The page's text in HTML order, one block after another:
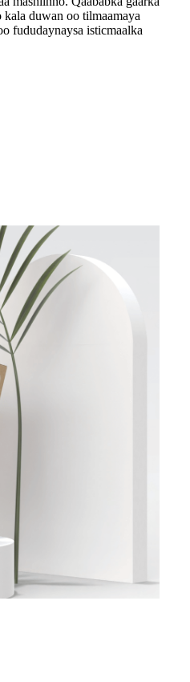
kala duwan oo tilmaamaya
fududaynaysa isticmaalka